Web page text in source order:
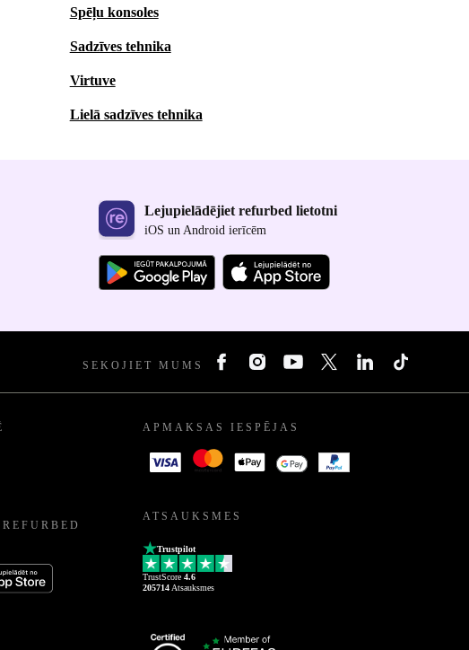
Spēļu konsoles
Sadzīves tehnika
Virtuve
Lielā sadzīves tehnika
Lejupielādējiet refurbed lietotni
iOS un Android ierīcēm
SEKOJIET MUMS
APMAKSAS IESPĒJAS
ATSAUKSMES
Trustpilot
TrustScore 4.6
205714 Atsauksmes